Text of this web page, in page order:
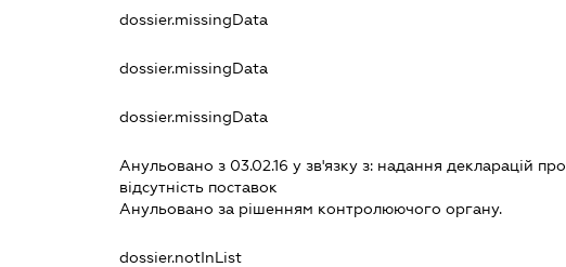
dossier.missingData
dossier.missingData
dossier.missingData
Анульовано з 03.02.16 у зв'язку з: надання декларацiй про
вiдсутнiсть поставок
Анульовано за рiшенням контролюючого органу.
dossier.notInList